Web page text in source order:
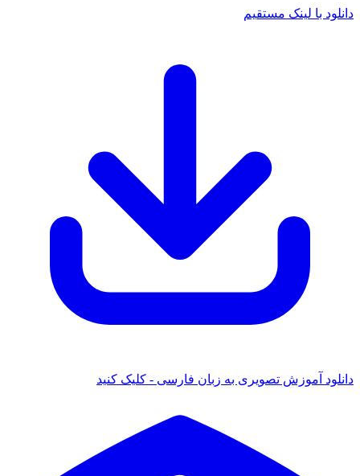
دانلود با لینک مستقیم
دانلود آموزش تصویری به زبان فارسی - کلیک کنید